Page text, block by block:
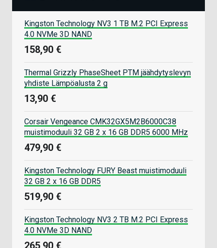
Kingston Technology NV3 1 TB M.2 PCI Express
4.0 NVMe 3D NAND
158,90 €
Thermal Grizzly PhaseSheet PTM jäähdytyslevyn
yhdiste Lämpöalusta 2 g
13,90 €
Corsair Vengeance CMK32GX5M2B6000C38
muistimoduuli 32 GB 2 x 16 GB DDR5 6000 MHz
479,90 €
Kingston Technology FURY Beast muistimoduuli
32 GB 2 x 16 GB DDR5
519,90 €
Kingston Technology NV3 2 TB M.2 PCI Express
4.0 NVMe 3D NAND
265,90 €